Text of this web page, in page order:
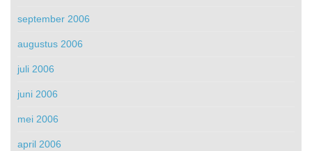
september 2006
augustus 2006
juli 2006
juni 2006
mei 2006
april 2006